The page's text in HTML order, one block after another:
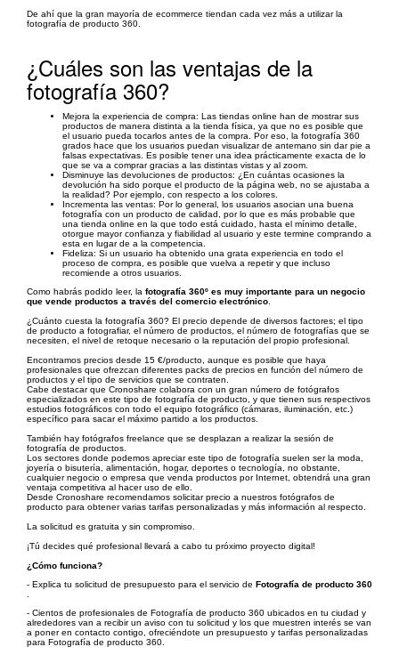
De ahí que la gran mayoría de ecommerce tiendan cada vez más a utilizar la
fotografía de producto 360.
¿Cuáles son las ventajas de la
fotografía 360?
Mejora la experiencia de compra: Las tiendas online han de mostrar sus
productos de manera distinta a la tienda física, ya que no es posible que
el usuario pueda tocarlos antes de la compra. Por eso, la fotografía 360
grados hace que los usuarios puedan visualizar de antemano sin dar pie a
falsas expectativas. Es posible tener una idea prácticamente exacta de lo
que se va a comprar gracias a las distintas vistas y al zoom.
Disminuye las devoluciones de productos: ¿En cuántas ocasiones la
devolución ha sido porque el producto de la página web, no se ajustaba a
la realidad? Por ejemplo, con respecto a los colores.
Incrementa las ventas: Por lo general, los usuarios asocian una buena
fotografía con un producto de calidad, por lo que es más probable que
una tienda online en la que todo está cuidado, hasta el mínimo detalle,
otorgue mayor confianza y fiabilidad al usuario y este termine comprando a
esta en lugar de a la competencia.
Fideliza: Si un usuario ha obtenido una grata experiencia en todo el
proceso de compra, es posible que vuelva a repetir y que incluso
recomiende a otros usuarios.
Como habrás podido leer, la fotografía 360º es muy importante para un negocio
que vende productos a través del comercio electrónico
¿Cuánto cuesta la fotografía 360? El precio depende de diversos factores; el tipo
de producto a fotografiar, el número de productos, el número de fotografías que se
necesiten, el nivel de retoque necesario o la reputación del propio profesional.
Encontramos precios desde 15 €/producto, aunque es posible que haya
profesionales que ofrezcan diferentes packs de precios en función del número de
productos y el tipo de servicios que se contraten.
Cabe destacar que Cronoshare colabora con un gran número de fotógrafos
especializados en este tipo de fotografía de producto, y que tienen sus respectivos
estudios fotográficos con todo el equipo fotográfico (cámaras, iluminación, etc.)
específico para sacar el máximo partido a los productos.
También hay fotógrafos freelance que se desplazan a realizar la sesión de
fotografía de productos.
Los sectores donde podemos apreciar este tipo de fotografía suelen ser la moda,
joyería o bisutería, alimentación, hogar, deportes o tecnología, no obstante,
cualquier negocio o empresa que venda productos por Internet, obtendrá una gran
ventaja competitiva al hacer uso de ello.
Desde Cronoshare recomendamos solicitar precio a nuestros fotógrafos de
producto para obtener varias tarifas personalizadas y más información al respecto.
La solicitud es gratuita y sin compromiso.
¡Tú decides qué profesional llevará a cabo tu próximo proyecto digital!
¿Cómo funciona?
- Explica tu solicitud de presupuesto para el servicio de Fotografía de producto 360
- Cientos de profesionales de Fotografía de producto 360 ubicados en tu ciudad y
alrededores van a recibir un aviso con tu solicitud y los que muestren interés se van
a poner en contacto contigo, ofreciéndote un presupuesto y tarifas personalizadas
para Fotografía de producto 360.